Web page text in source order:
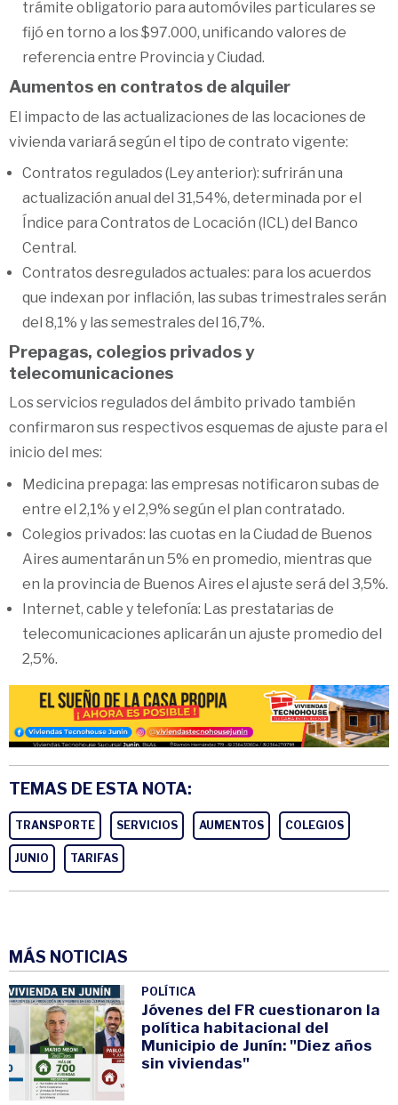
trámite obligatorio para automóviles particulares se
fijó en torno a los $97.000, unificando valores de
referencia entre Provincia y Ciudad.
Aumentos en contratos de alquiler
El impacto de las actualizaciones de las locaciones de
vivienda variará según el tipo de contrato vigente:
Contratos regulados (Ley anterior): sufrirán una
actualización anual del 31,54%, determinada por el
Índice para Contratos de Locación (ICL) del Banco
Central.
Contratos desregulados actuales: para los acuerdos
que indexan por inflación, las subas trimestrales serán
del 8,1% y las semestrales del 16,7%.
Prepagas, colegios privados y
telecomunicaciones
Los servicios regulados del ámbito privado también
confirmaron sus respectivos esquemas de ajuste para el
inicio del mes:
Medicina prepaga: las empresas notificaron subas de
entre el 2,1% y el 2,9% según el plan contratado.
Colegios privados: las cuotas en la Ciudad de Buenos
Aires aumentarán un 5% en promedio, mientras que
en la provincia de Buenos Aires el ajuste será del 3,5%.
Internet, cable y telefonía: Las prestatarias de
telecomunicaciones aplicarán un ajuste promedio del
2,5%.
TEMAS DE ESTA NOTA:
TRANSPORTE SERVICIOS AUMENTOS COLEGIOS
JUNIO TARIFAS
MÁS NOTICIAS
POLÍTICA
Jóvenes del FR cuestionaron la
política habitacional del
Municipio de Junín: "Diez años
sin viviendas"